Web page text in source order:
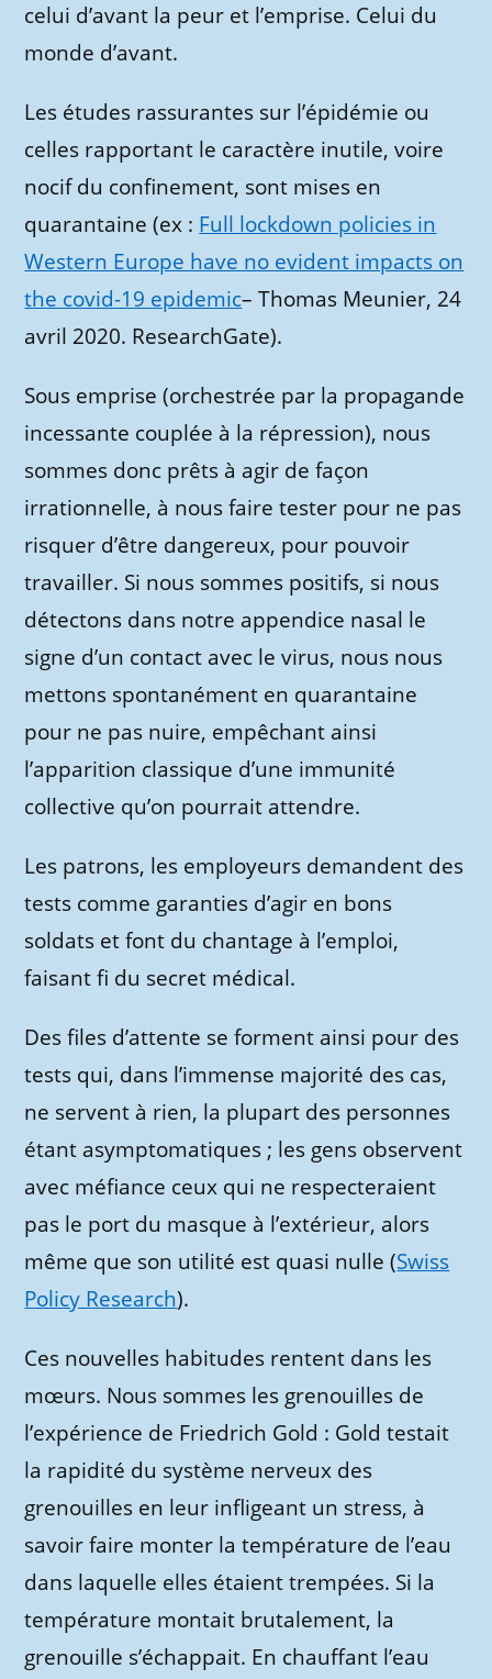
celui d’avant la peur et l’emprise. Celui du
monde d’avant.
Les études rassurantes sur l’épidémie ou
celles rapportant le caractère inutile, voire
nocif du confinement, sont mises en
quarantaine (ex : Full lockdown policies in
Western Europe have no evident impacts on
the covid-19 epidemic– Thomas Meunier, 24
avril 2020. ResearchGate).
Sous emprise (orchestrée par la propagande
incessante couplée à la répression), nous
sommes donc prêts à agir de façon
irrationnelle, à nous faire tester pour ne pas
risquer d’être dangereux, pour pouvoir
travailler. Si nous sommes positifs, si nous
détectons dans notre appendice nasal le
signe d’un contact avec le virus, nous nous
mettons spontanément en quarantaine
pour ne pas nuire, empêchant ainsi
l’apparition classique d’une immunité
collective qu’on pourrait attendre.
Les patrons, les employeurs demandent des
tests comme garanties d’agir en bons
soldats et font du chantage à l’emploi,
faisant fi du secret médical.
Des files d’attente se forment ainsi pour des
tests qui, dans l’immense majorité des cas,
ne servent à rien, la plupart des personnes
étant asymptomatiques ; les gens observent
avec méfiance ceux qui ne respecteraient
pas le port du masque à l’extérieur, alors
même que son utilité est quasi nulle (Swiss
Policy Research).
Ces nouvelles habitudes rentent dans les
mœurs. Nous sommes les grenouilles de
l’expérience de Friedrich Gold : Gold testait
la rapidité du système nerveux des
grenouilles en leur infligeant un stress, à
savoir faire monter la température de l’eau
dans laquelle elles étaient trempées. Si la
température montait brutalement, la
grenouille s’échappait. En chauffant l’eau